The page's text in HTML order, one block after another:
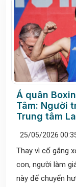
Á quân
Tâm: Người
Trung tâm
25/05/2026
Thay vì cố gắng
con, người làm
này để chuyển